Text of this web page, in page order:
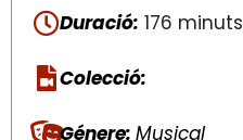
Duració: 176 minuts
Colecció:
Génere: Musical